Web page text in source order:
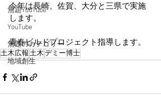
無題YouTube
YouTube
無題のカテゴリー
地域創生
今年は長崎、佐賀、大分と三県で実施
します。
青春ビルドプロジェクト指導します。
土木広報土木デミー博士